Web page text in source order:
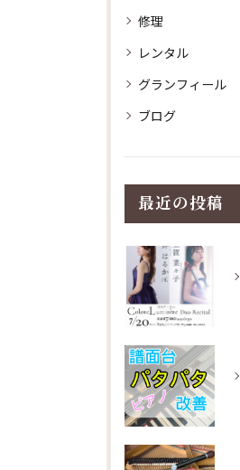
修理
レンタル
グランフィール
ブログ
最近の投稿